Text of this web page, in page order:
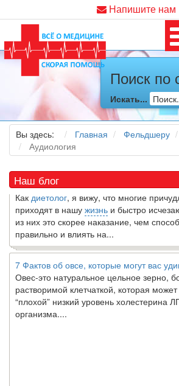
Напишите нам
Поиск по
Искать...
Вы здесь: Главная Фельдшеру
Аудиология
Наш блог
Как я заболел во время локдауна?
Это странная ситуация: вы соблюдали
предосторожности COVID-19 (вы почти
но, тем не менее, вы каким-то образом
можете задаться...
5 причин обратить внимание на
Как
приходят в нашужизньи быстро
из них это скорее наказание, чем
правильно и влиять на...
7 Фактов об овсе, которые могут вас
Овес-это натуральное цельное зерно,
растворимой клетчаткой, которая
“плохой” низкий уровень холестерина
организма....